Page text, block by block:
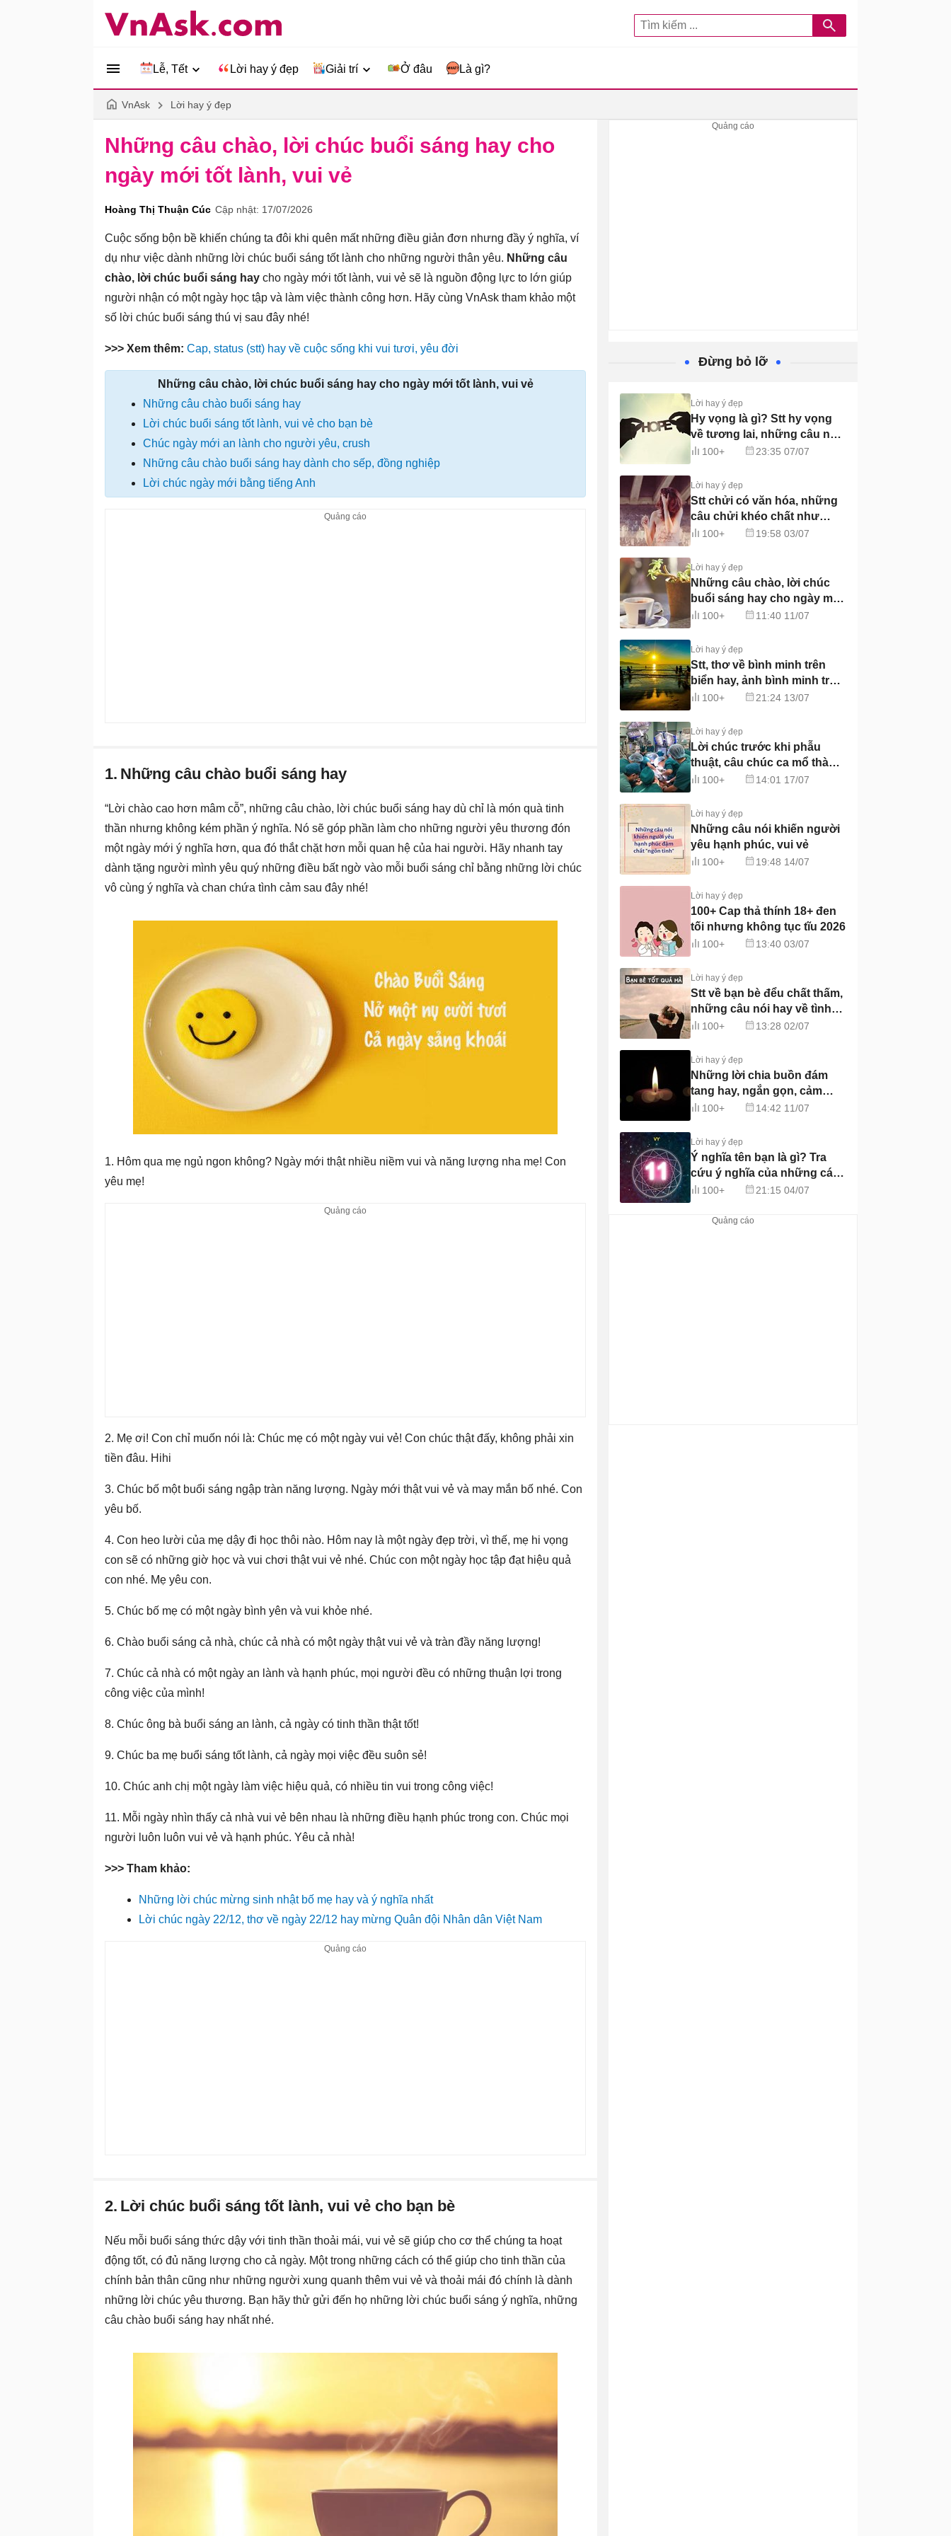
Lễ, Tết Lời hay ý đẹp Giải trí Ở đâu Là gì?
VnAsk Lời hay ý đẹp
Những câu chào, lời chúc buổi sáng hay cho
ngày mới tốt lành, vui vẻ
Hoàng Thị Thuận Cúc Cập nhật: 17/07/2026
Cuộc sống bộn bề khiến chúng ta đôi khi quên mất những điều giản đơn nhưng đầy ý nghĩa, ví
dụ như việc dành những lời chúc buổi sáng tốt lành cho những người thân yêu. Những câu
chào, lời chúc buổi sáng hay cho ngày mới tốt lành, vui vẻ sẽ là nguồn động lực to lớn giúp
người nhận có một ngày học tập và làm việc thành công hơn. Hãy cùng VnAsk tham khảo một
số lời chúc buổi sáng thú vị sau đây nhé!
>>> Xem thêm: Cap, status (stt) hay về cuộc sống khi vui tươi, yêu đời
Những câu chào, lời chúc buổi sáng hay cho ngày mới tốt lành, vui vẻ
Những câu chào buổi sáng hay
Lời chúc buổi sáng tốt lành, vui vẻ cho bạn bè
Chúc ngày mới an lành cho người yêu, crush
Những câu chào buổi sáng hay dành cho sếp, đồng nghiệp
Lời chúc ngày mới bằng tiếng Anh
Những câu chào buổi sáng hay
1.
“Lời chào cao hơn mâm cỗ”, những câu chào, lời chúc buổi sáng hay dù chỉ là món quà tinh
thần nhưng không kém phần ý nghĩa. Nó sẽ góp phần làm cho những người yêu thương đón
một ngày mới ý nghĩa hơn, qua đó thắt chặt hơn mỗi quan hệ của hai người. Hãy nhanh tay
dành tặng người mình yêu quý những điều bất ngờ vào mỗi buổi sáng chỉ bằng những lời chúc
vô cùng ý nghĩa và chan chứa tình cảm sau đây nhé!
1. Hôm qua mẹ ngủ ngon không? Ngày mới thật nhiều niềm vui và năng lượng nha mẹ! Con
yêu mẹ!
2. Mẹ ơi! Con chỉ muốn nói là: Chúc mẹ có một ngày vui vẻ! Con chúc thật đấy, không phải xin
tiền đâu. Hihi
3. Chúc bố một buổi sáng ngập tràn năng lượng. Ngày mới thật vui vẻ và may mắn bố nhé. Con
yêu bố.
4. Con heo lười của mẹ dậy đi học thôi nào. Hôm nay là một ngày đẹp trời, vì thế, mẹ hi vọng
con sẽ có những giờ học và vui chơi thật vui vẻ nhé. Chúc con một ngày học tập đạt hiệu quả
con nhé. Mẹ yêu con.
5. Chúc bố mẹ có một ngày bình yên và vui khỏe nhé.
6. Chào buổi sáng cả nhà, chúc cả nhà có một ngày thật vui vẻ và tràn đầy năng lượng!
7. Chúc cả nhà có một ngày an lành và hạnh phúc, mọi người đều có những thuận lợi trong
công việc của mình!
8. Chúc ông bà buổi sáng an lành, cả ngày có tinh thần thật tốt!
9. Chúc ba mẹ buổi sáng tốt lành, cả ngày mọi việc đều suôn sẻ!
10. Chúc anh chị một ngày làm việc hiệu quả, có nhiều tin vui trong công việc!
11. Mỗi ngày nhìn thấy cả nhà vui vẻ bên nhau là những điều hạnh phúc trong con. Chúc mọi
người luôn luôn vui vẻ và hạnh phúc. Yêu cả nhà!
>>> Tham khảo:
Những lời chúc mừng sinh nhật bố mẹ hay và ý nghĩa nhất
Lời chúc ngày 22/12, thơ về ngày 22/12 hay mừng Quân đội Nhân dân Việt Nam
Lời chúc buổi sáng tốt lành, vui vẻ cho bạn bè
2.
Nếu mỗi buổi sáng thức dậy với tinh thần thoải mái, vui vẻ sẽ giúp cho cơ thể chúng ta hoạt
động tốt, có đủ năng lượng cho cả ngày. Một trong những cách có thể giúp cho tinh thần của
chính bản thân cũng như những người xung quanh thêm vui vẻ và thoải mái đó chính là dành
những lời chúc yêu thương. Bạn hãy thử gửi đến họ những lời chúc buổi sáng ý nghĩa, những
câu chào buổi sáng hay nhất nhé.
Đừng bỏ lỡ
Lời hay ý đẹp
Hy vọng là gì? Stt hy vọng
về tương lai, những câu nói
hay về hy vọng
100+ 23:35 07/07
Lời hay ý đẹp
Stt chửi có văn hóa, những
câu chửi khéo chất như
nước cất
100+ 19:58 03/07
Lời hay ý đẹp
Những câu chào, lời chúc
buổi sáng hay cho ngày mới
tốt lành, vui vẻ
100+ 11:40 11/07
Lời hay ý đẹp
Stt, thơ về bình minh trên
biển hay, ảnh bình minh trên
biển đẹp nhất
100+ 21:24 13/07
Lời hay ý đẹp
Lời chúc trước khi phẫu
thuật, câu chúc ca mổ thành
công
100+ 14:01 17/07
Lời hay ý đẹp
Những câu nói khiến người
yêu hạnh phúc, vui vẻ
100+ 19:48 14/07
Lời hay ý đẹp
100+ Cap thả thính 18+ đen
tối nhưng không tục tĩu 2026
100+ 13:40 03/07
Lời hay ý đẹp
Stt về bạn bè đểu chất thấm,
những câu nói hay về tình
bạn đểu
100+ 13:28 02/07
Lời hay ý đẹp
Những lời chia buồn đám
tang hay, ngắn gọn, cảm
động nhất
100+ 14:42 11/07
Lời hay ý đẹp
Ý nghĩa tên bạn là gì? Tra
cứu ý nghĩa của những cái
tên100+ 21:15 04/07